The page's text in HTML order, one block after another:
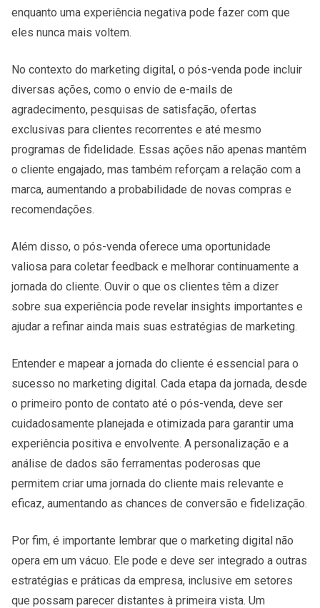
enquanto uma experiência negativa pode fazer com que
eles nunca mais voltem.
No contexto do marketing digital, o pós-venda pode incluir
diversas ações, como o envio de e-mails de
agradecimento, pesquisas de satisfação, ofertas
exclusivas para clientes recorrentes e até mesmo
programas de fidelidade. Essas ações não apenas mantêm
o cliente engajado, mas também reforçam a relação com a
marca, aumentando a probabilidade de novas compras e
recomendações.
Além disso, o pós-venda oferece uma oportunidade
valiosa para coletar feedback e melhorar continuamente a
jornada do cliente. Ouvir o que os clientes têm a dizer
sobre sua experiência pode revelar insights importantes e
ajudar a refinar ainda mais suas estratégias de marketing.
Entender e mapear a jornada do cliente é essencial para o
sucesso no marketing digital. Cada etapa da jornada, desde
o primeiro ponto de contato até o pós-venda, deve ser
cuidadosamente planejada e otimizada para garantir uma
experiência positiva e envolvente. A personalização e a
análise de dados são ferramentas poderosas que
permitem criar uma jornada do cliente mais relevante e
eficaz, aumentando as chances de conversão e fidelização.
Por fim, é importante lembrar que o marketing digital não
opera em um vácuo. Ele pode e deve ser integrado a outras
estratégias e práticas da empresa, inclusive em setores
que possam parecer distantes à primeira vista. Um